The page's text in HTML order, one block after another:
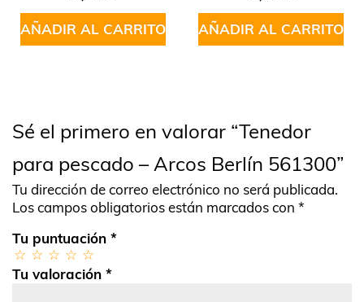
5
AÑADIR AL CARRITO AÑADIR AL CARRITO
Sé el primero en valorar “Tenedor
para pescado – Arcos Berlín 561300”
Tu dirección de correo electrónico no será publicada.
Los campos obligatorios están marcados con *
Tu puntuación *
Tu valoración *